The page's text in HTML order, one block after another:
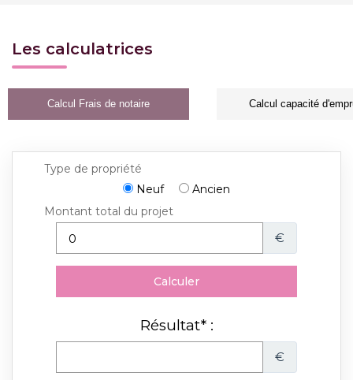
Les calculatrices
Calcul Frais de notaire Calcul capacité